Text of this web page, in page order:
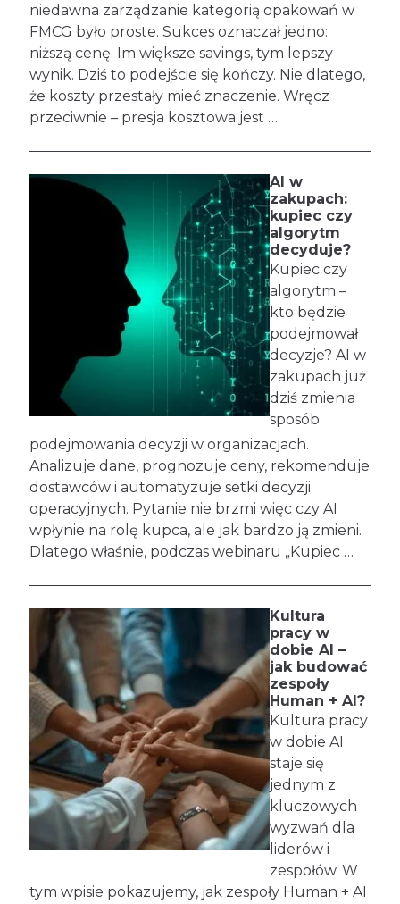
niedawna zarządzanie kategorią opakowań w
FMCG było proste. Sukces oznaczał jedno:
niższą cenę. Im większe savings, tym lepszy
wynik. Dziś to podejście się kończy. Nie dlatego,
że koszty przestały mieć znaczenie. Wręcz
przeciwnie – presja kosztowa jest …
AI w
zakupach:
kupiec czy
algorytm
decyduje?
Kupiec czy
algorytm –
kto będzie
podejmował
decyzje? AI w
zakupach już
dziś zmienia
sposób
podejmowania decyzji w organizacjach.
Analizuje dane, prognozuje ceny, rekomenduje
dostawców i automatyzuje setki decyzji
operacyjnych. Pytanie nie brzmi więc czy AI
wpłynie na rolę kupca, ale jak bardzo ją zmieni.
Dlatego właśnie, podczas webinaru „Kupiec …
Kultura
pracy w
dobie AI –
jak budować
zespoły
Human + AI?
Kultura pracy
w dobie AI
staje się
jednym z
kluczowych
wyzwań dla
liderów i
zespołów. W
tym wpisie pokazujemy, jak zespoły Human + AI